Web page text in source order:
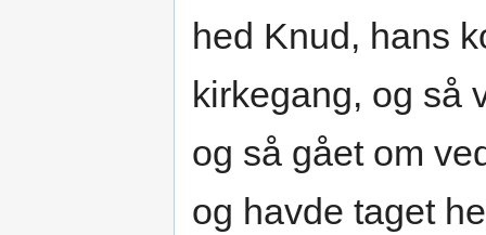
hed Knud, hans
kirkegang, og så
og så gået om
og havde taget